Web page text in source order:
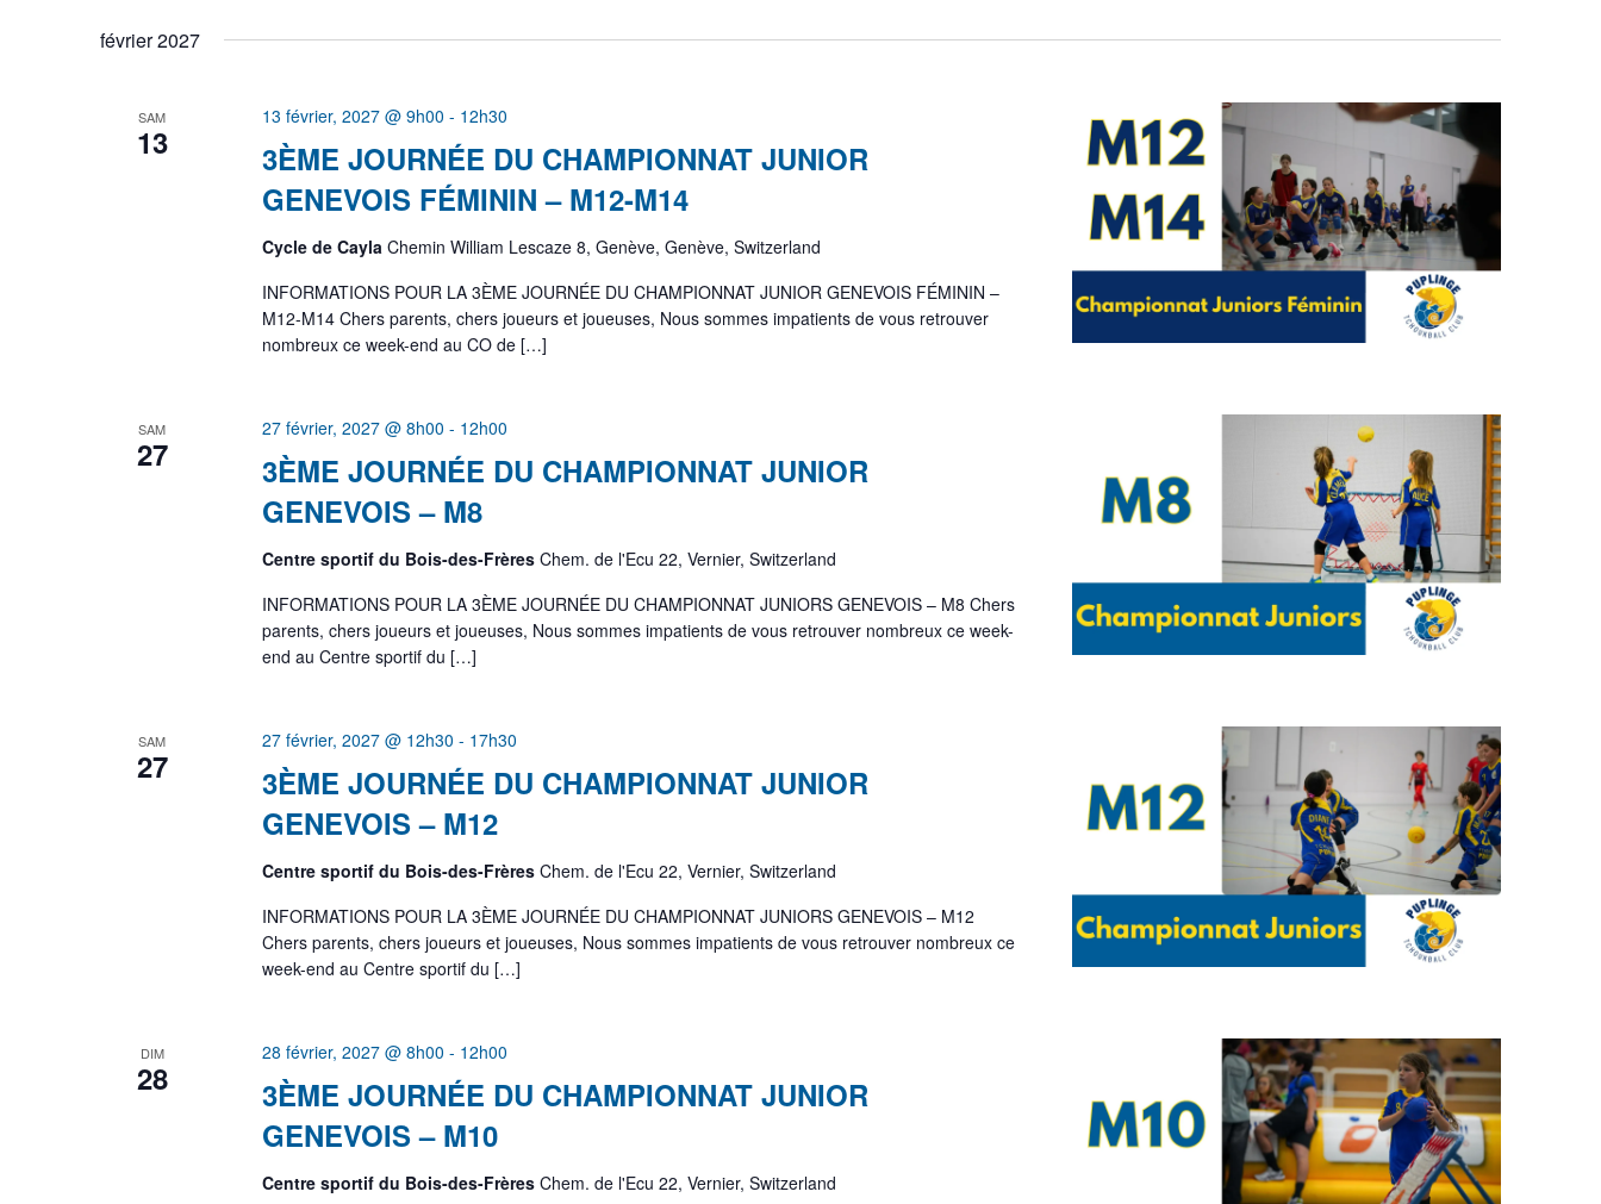
clé.
février 2027
SAM
13
3ÈME JOURNÉE DU CHAMPIONNAT JUNIOR
GENEVOIS FÉMININ – M12-M14
13 février, 2027 @ 9h00 - 12h30
Cycle de Cayla Chemin William Lescaze 8, Genève, Genève, Switzerland
INFORMATIONS POUR LA 3ÈME JOURNÉE DU CHAMPIONNAT JUNIOR GENEVOIS FÉMININ –
M12-M14 Chers parents, chers joueurs et joueuses, Nous sommes impatients de vous retrouver
nombreux ce week-end au CO de […]
SAM
27
3ÈME JOURNÉE DU CHAMPIONNAT JUNIOR
GENEVOIS – M8
27 février, 2027 @ 8h00 - 12h00
Centre sportif du Bois-des-Frères Chem. de l'Ecu 22, Vernier, Switzerland
INFORMATIONS POUR LA 3ÈME JOURNÉE DU CHAMPIONNAT JUNIORS GENEVOIS – M8 Chers
parents, chers joueurs et joueuses, Nous sommes impatients de vous retrouver nombreux ce week-
end au Centre sportif du […]
SAM
27
3ÈME JOURNÉE DU CHAMPIONNAT JUNIOR
GENEVOIS – M12
27 février, 2027 @ 12h30 - 17h30
Centre sportif du Bois-des-Frères Chem. de l'Ecu 22, Vernier, Switzerland
INFORMATIONS POUR LA 3ÈME JOURNÉE DU CHAMPIONNAT JUNIORS GENEVOIS – M12
Chers parents, chers joueurs et joueuses, Nous sommes impatients de vous retrouver nombreux ce
week-end au Centre sportif du […]
DIM
28
3ÈME JOURNÉE DU CHAMPIONNAT JUNIOR
GENEVOIS – M10
28 février, 2027 @ 8h00 - 12h00
Centre sportif du Bois-des-Frères Chem. de l'Ecu 22, Vernier, Switzerland